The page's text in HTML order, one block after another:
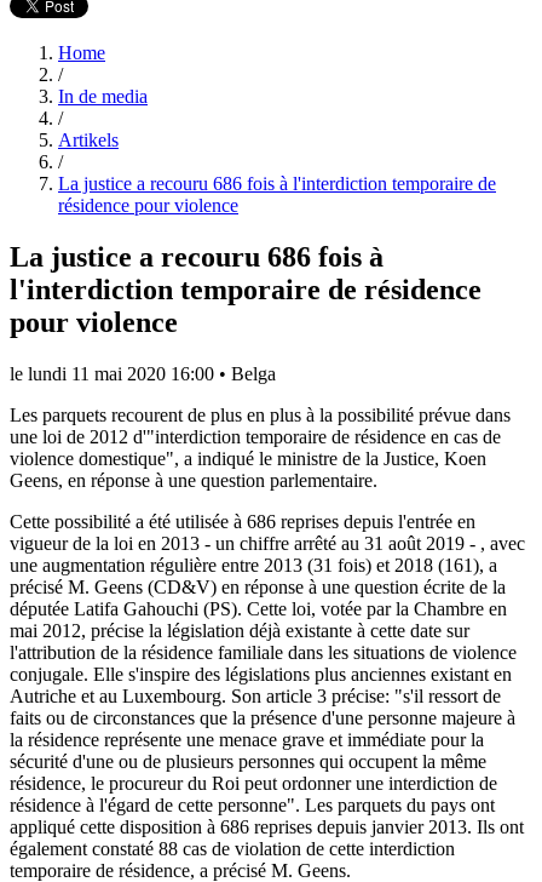
Home
/
In de media
/
Artikels
/
La justice a recouru 686 fois à l'interdiction temporaire de
résidence pour violence
La justice a recouru 686 fois à
l'interdiction temporaire de résidence
pour violence
le lundi 11 mai 2020 16:00 • Belga
Les parquets recourent de plus en plus à la possibilité prévue dans
une loi de 2012 d'"interdiction temporaire de résidence en cas de
violence domestique", a indiqué le ministre de la Justice, Koen
Geens, en réponse à une question parlementaire.
Cette possibilité a été utilisée à 686 reprises depuis l'entrée en
vigueur de la loi en 2013 - un chiffre arrêté au 31 août 2019 - , avec
une augmentation régulière entre 2013 (31 fois) et 2018 (161), a
précisé M. Geens (CD&V) en réponse à une question écrite de la
députée Latifa Gahouchi (PS). Cette loi, votée par la Chambre en
mai 2012, précise la législation déjà existante à cette date sur
l'attribution de la résidence familiale dans les situations de violence
conjugale. Elle s'inspire des législations plus anciennes existant en
Autriche et au Luxembourg. Son article 3 précise: "s'il ressort de
faits ou de circonstances que la présence d'une personne majeure à
la résidence représente une menace grave et immédiate pour la
sécurité d'une ou de plusieurs personnes qui occupent la même
résidence, le procureur du Roi peut ordonner une interdiction de
résidence à l'égard de cette personne". Les parquets du pays ont
appliqué cette disposition à 686 reprises depuis janvier 2013. Ils ont
également constaté 88 cas de violation de cette interdiction
temporaire de résidence, a précisé M. Geens.